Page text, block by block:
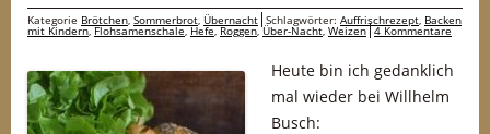
Kategorie Brötchen, Sommerbrot, Übernacht Schlagwörter: Auffrischrezept, Backen
mit Kindern,Flohsamenschale,Hefe,Roggen,Über-Nacht, Weizen 4 Kommentare
Heute bin ich gedanklich
mal wieder bei Willhelm
Busch: